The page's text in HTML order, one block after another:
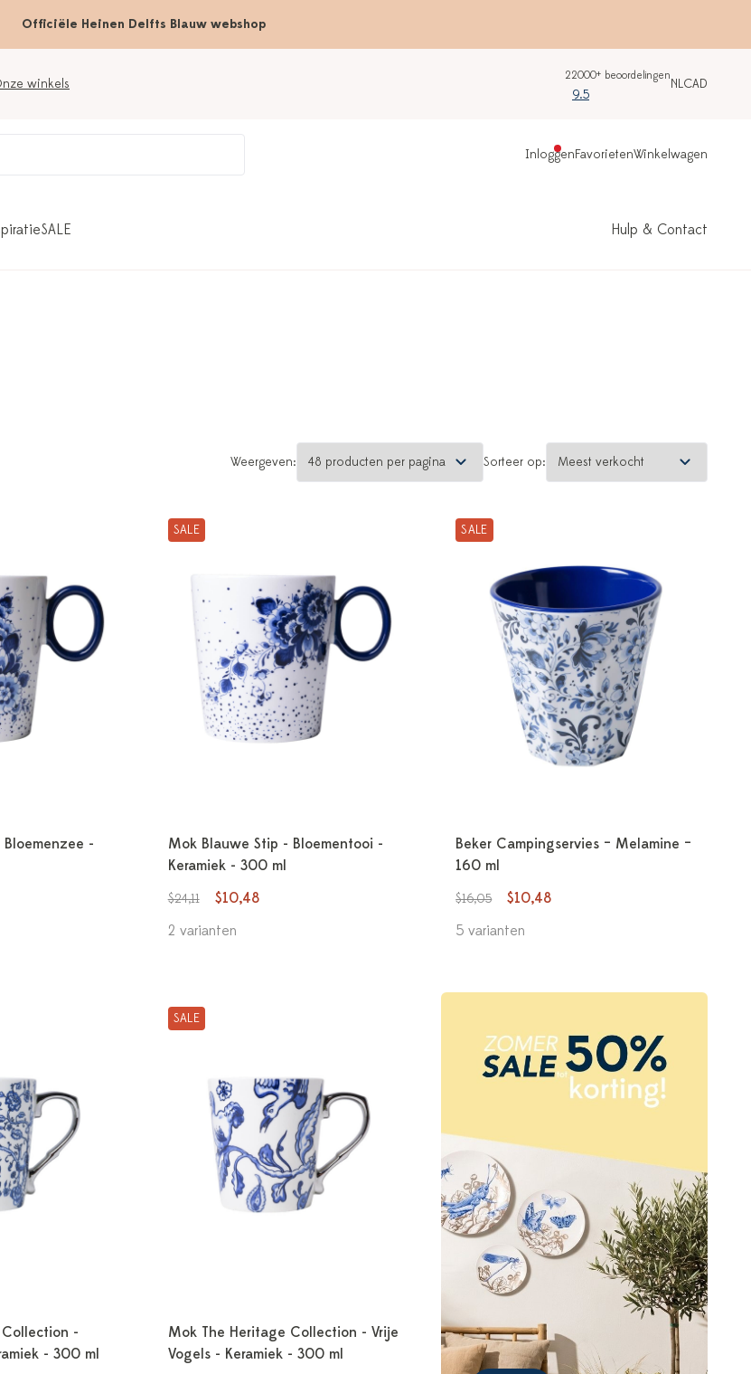
Officiële Heinen Delfts Blauw webshop
winkels
22000+ beoordelingen
9.5
NLCAD
InloggenFavorietenWinkelwagen
SALE Hulp & Contact
Weergeven: Sorteer op:
-
SALE
Mok Blauwe Stip - Bloementooi -
Keramiek - 300 ml
$24,11
$10,48
2 varianten
SALE
Beker Campingservies – Melamine –
160 ml
$16,05
$10,48
5 varianten
-
- 300 ml
SALE
Mok The Heritage Collection - Vrije
Vogels - Keramiek - 300 ml